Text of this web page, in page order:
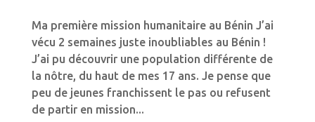
Ma première mission humanitaire au Bénin J’ai
vécu 2 semaines juste inoubliables au Bénin !
J’ai pu découvrir une population différente de
la nôtre, du haut de mes 17 ans. Je pense que
peu de jeunes franchissent le pas ou refusent
de partir en mission...